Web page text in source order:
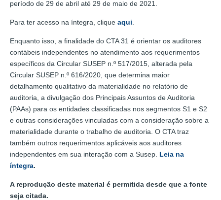
período de 29 de abril até 29 de maio de 2021.
Para ter acesso na íntegra, clique aqui
Enquanto isso, a finalidade do CTA 31 é orientar os auditores
contábeis independentes no atendimento aos requerimentos
específicos da Circular SUSEP n.º 517/2015, alterada pela
Circular SUSEP n.º 616/2020, que determina maior
detalhamento qualitativo da materialidade no relatório de
auditoria, a divulgação dos Principais Assuntos de Auditoria
(PAAs) para os entidades classificadas nos segmentos S1 e S2
e outras considerações vinculadas com a consideração sobre a
materialidade durante o trabalho de auditoria. O CTA traz
também outros requerimentos aplicáveis aos auditores
independentes em sua interação com a Susep. Leia na
íntegra.
A reprodução deste material é permitida desde que a fonte
seja citada.